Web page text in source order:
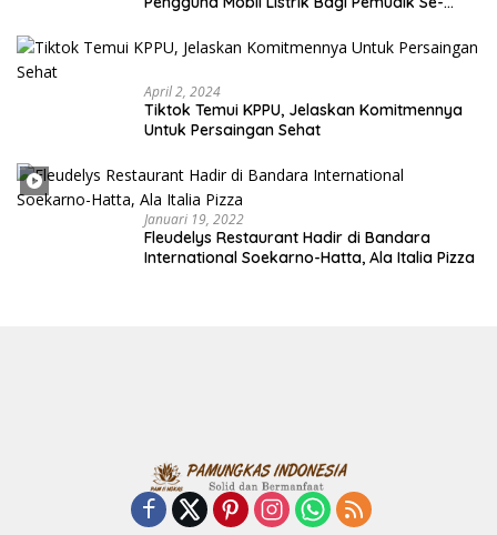
April 2, 2024
Tiktok Temui KPPU, Jelaskan Komitmennya
Untuk Persaingan Sehat
Januari 19, 2022
Fleudelys Restaurant Hadir di Bandara
International Soekarno-Hatta, Ala Italia Pizza